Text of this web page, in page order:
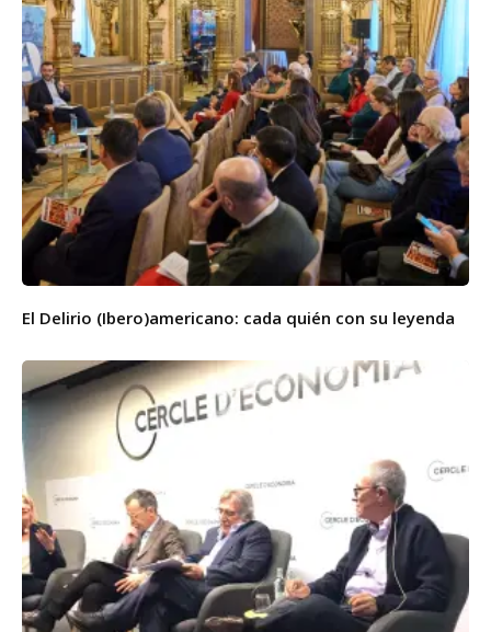
El Delirio (Ibero)americano: cada quién con su leyenda